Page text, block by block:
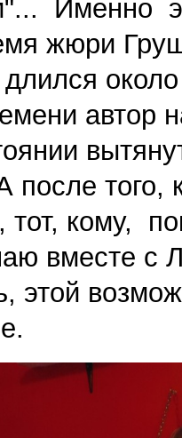
Именно
жюри
автор
после того,
тот, кому,
вместе с
этой